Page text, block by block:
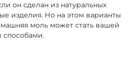
он сделан из натуральных
изделия. Но на этом варианты
моль может стать вашей
способами.